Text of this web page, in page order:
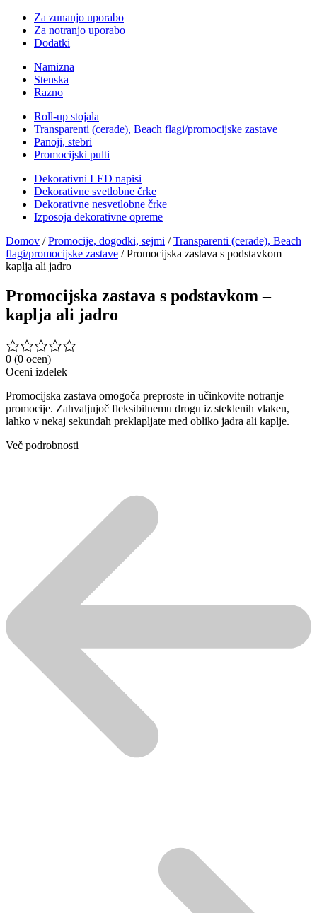
Za zunanjo uporabo
Za notranjo uporabo
Dodatki
Namizna
Stenska
Razno
Roll-up stojala
Transparenti (cerade), Beach flagi/promocijske zastave
Panoji, stebri
Promocijski pulti
Dekorativni LED napisi
Dekorativne svetlobne črke
Dekorativne nesvetlobne črke
Izposoja dekorativne opreme
Domov /Promocije, dogodki, sejmi /Transparenti (cerade), Beach
flagi/promocijske zastave / Promocijska zastava s podstavkom –
kaplja ali jadro
Promocijska zastava s podstavkom –
kaplja ali jadro
0 (0 ocen)
Oceni izdelek
Promocijska zastava omogoča preproste in učinkovite notranje
promocije. Zahvaljujoč fleksibilnemu drogu iz steklenih vlaken,
lahko v nekaj sekundah preklapljate med obliko jadra ali kaplje.
Več podrobnosti